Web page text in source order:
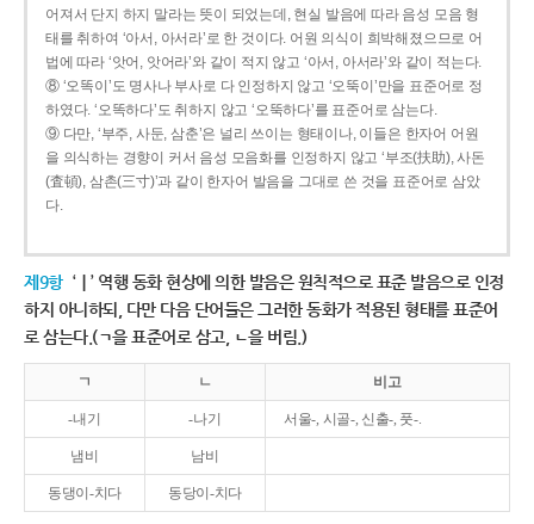
어져서 단지 하지 말라는 뜻이 되었는데, 현실 발음에 따라 음성 모음 형
태를 취하여 ‘아서, 아서라’로 한 것이다. 어원 의식이 희박해졌으므로 어
법에 따라 ‘앗어, 앗어라’와 같이 적지 않고 ‘아서, 아서라’와 같이 적는다.
⑧ ‘오똑이’도 명사나 부사로 다 인정하지 않고 ‘오뚝이’만을 표준어로 정
하였다. ‘오똑하다’도 취하지 않고 ‘오뚝하다’를 표준어로 삼는다.
⑨ 다만, ‘부주, 사둔, 삼춘’은 널리 쓰이는 형태이나, 이들은 한자어 어원
을 의식하는 경향이 커서 음성 모음화를 인정하지 않고 ‘부조(扶助), 사돈
(査頓), 삼촌(三寸)’과 같이 한자어 발음을 그대로 쓴 것을 표준어로 삼았
다.
제9항 ‘ㅣ’ 역행 동화 현상에 의한 발음은 원칙적으로 표준 발음으로 인정
하지 아니하되, 다만 다음 단어들은 그러한 동화가 적용된 형태를 표준어
로 삼는다.(ㄱ을 표준어로 삼고, ㄴ을 버림.)
ㄱ ㄴ 비고
-내기 -나기 서울-, 시골-, 신출-, 풋-.
냄비 남비
동댕이-치다 동당이-치다